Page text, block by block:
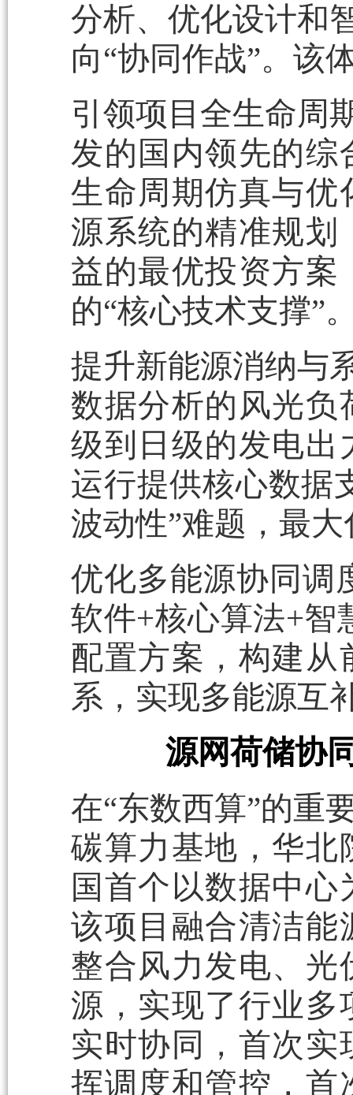
分析、优化设计和
向“协同作战”。该
引领项目全生命周
发的国内领先的综
生命周期仿真与优
源系统的精准规划
益的最优投资方案
的“核心技术支撑”
提升新能源消纳与
数据分析的风光负
级到日级的发电出
运行提供核心数据
波动性”难题，最
优化多能源协同调
软件+核心算法+智
配置方案，构建
系，实现多能源互
源网荷储协
在“东数西算”的
碳算力基地，华北
国首个以数据中
该项目融合清洁能
整合风力发电、光
源，实现了行业多
实时协同，首次
挥调度和管控，首